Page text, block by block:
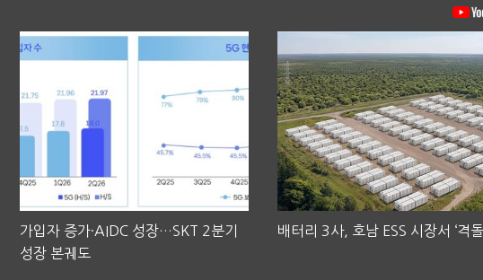
가입자 증가·AIDC 성장…SKT 2분기
성장 본궤도
배터리 3사, 호남 ESS 시장서 ‘격돌